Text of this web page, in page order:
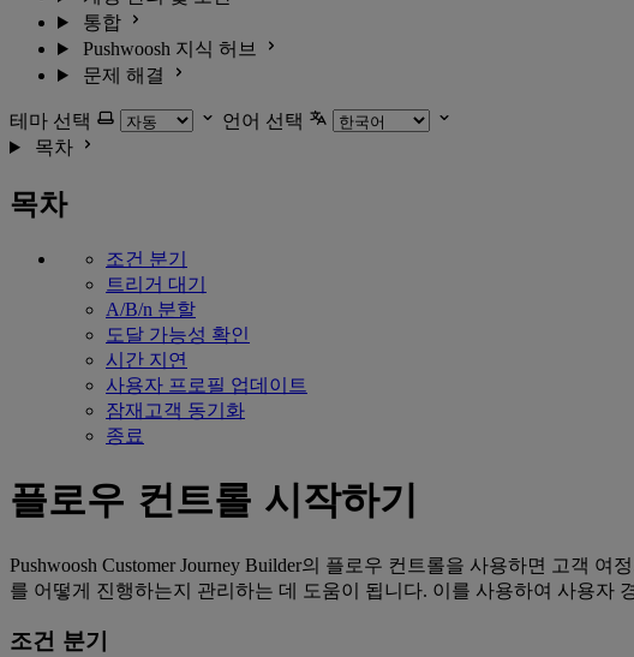
통합
Pushwoosh 지식 허브
문제 해결
테마 선택
언어 선택
목차
목차
조건 분기
트리거 대기
A/B/n 분할
도달 가능성 확인
시간 지연
사용자 프로필 업데이트
잠재고객 동기화
종료
플로우 컨트롤 시작하기
Pushwoosh Customer Journey Builder의 플로우 컨트롤을 사용하면 고객
를 어떻게 진행하는지 관리하는 데 도움이 됩니다. 이를 사용하여 사용자
조건 분기